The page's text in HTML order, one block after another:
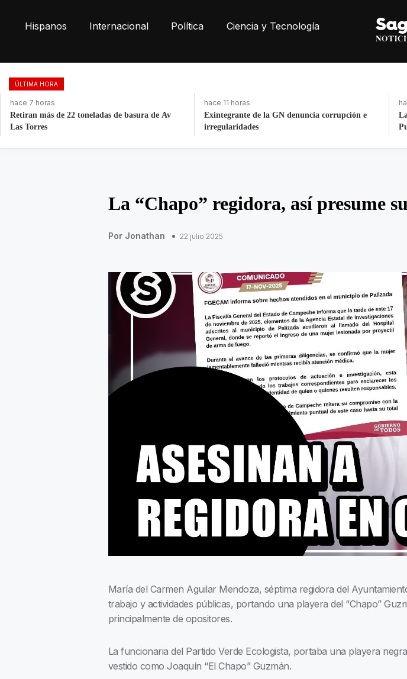
Hispanos Internacional Política Ciencia y Tecnología
ÚLTIMA HORA
hace 7 horas
Retiran más de 22 toneladas de basura de Av
Las Torres
hace 11 horas
Exintegrante de la GN denuncia corrupción e
irregularidades
La “Chapo” regidora, así presume
Por Jonathan 22 julio 2025
María del Carmen Aguilar Mendoza, séptima regidora del
trabajo y actividades públicas, portando una playera del “Chapo”
principalmente de opositores.
La funcionaria del Partido Verde Ecologista, portaba una playera
vestido como Joaquín “El Chapo” Guzmán.